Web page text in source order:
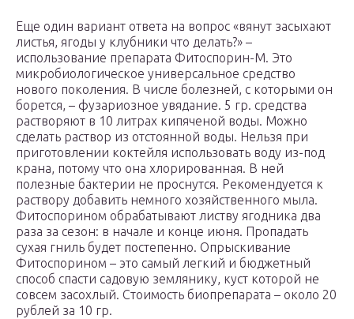
Еще один вариант ответа на вопрос «вянут засыхают
листья, ягоды у клубники что делать?» –
использование препарата Фитоспорин-М. Это
микробиологическое универсальное средство
нового поколения. В числе болезней, с которыми он
борется, – фузариозное увядание. 5 гр. средства
растворяют в 10 литрах кипяченой воды. Можно
сделать раствор из отстоянной воды. Нельзя при
приготовлении коктейля использовать воду из-под
крана, потому что она хлорированная. В ней
полезные бактерии не проснутся. Рекомендуется к
раствору добавить немного хозяйственного мыла.
Фитоспорином обрабатывают листву ягодника два
раза за сезон: в начале и конце июня. Пропадать
сухая гниль будет постепенно. Опрыскивание
Фитоспорином – это самый легкий и бюджетный
способ спасти садовую землянику, куст которой не
совсем засохлый. Стоимость биопрепарата – около 20
рублей за 10 гр.